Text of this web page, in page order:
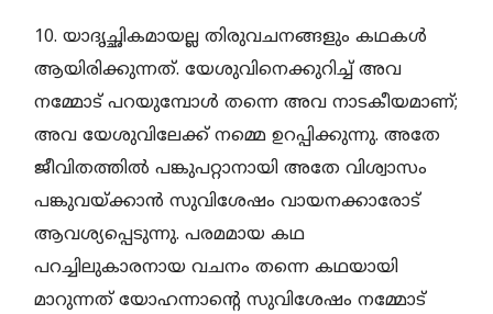
10. യാദൃച്ഛികമായല്ല തിരുവചനങ്ങളും കഥകള്‍
ആയിരിക്കുന്നത്. യേശുവിനെക്കുറിച്ച് അവ
നമ്മോട് പറയുമ്പോള്‍ തന്നെ അവ നാടകീയമാണ്;
അവ യേശുവിലേക്ക് നമ്മെ ഉറപ്പിക്കുന്നു. അതേ
ജീവിതത്തില്‍ പങ്കുപറ്റാനായി അതേ വിശ്വാസം
പങ്കുവയ്ക്കാന്‍ സുവിശേഷം വായനക്കാരോട്
ആവശ്യപ്പെടുന്നു. പരമമായ കഥ
പറച്ചിലുകാരനായ വചനം തന്നെ കഥയായി
മാറുന്നത് യോഹന്നാന്റെ സുവിശേഷം നമ്മോട്